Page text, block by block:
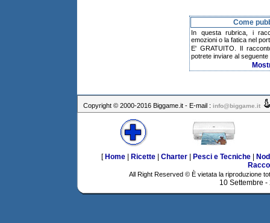
Come
In questa rubrica, i
emozioni o la fatica nel
E' GRATUITO. Il
potrete inviare al
Copyright © 2000-2016 Biggame.it - E-mail : info@biggame.it
[ Home| Ricette| Charter| Pesci e Tecniche|
All Right Reserved © È vietata la riproduzione
10 Settembre